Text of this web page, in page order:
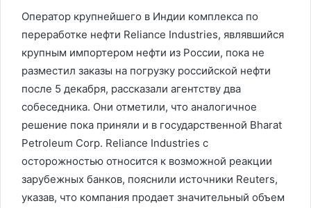
Оператор крупнейшего в Индии комплекса по
переработке нефти Reliance Industries, являвшийся
крупным импортером нефти из России, пока не
разместил заказы на погрузку российской нефти
после 5 декабря, рассказали агентству два
собеседника. Они отметили, что аналогичное
решение пока приняли и в государственной Bharat
Petroleum Corp. Reliance Industries с
осторожностью относится к возможной реакции
зарубежных банков, пояснили источники Reuters,
указав, что компания продает значительный объем